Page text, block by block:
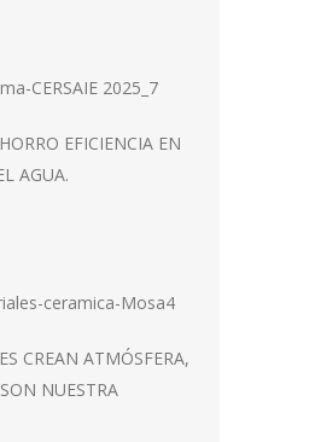
EFICIENCIA EN
AGUA.
CREAN ATMÓSFERA,
NUESTRA